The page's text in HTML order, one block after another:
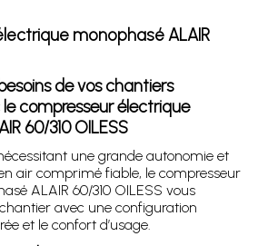
monophasé ALAIR
de vos chantiers
compresseur électrique
60/310 OILESS
une grande autonomie et
air comprimé fiable, le compresseur
ALAIR 60/310 OILESS vous
avec une configuration
et le confort d’usage.